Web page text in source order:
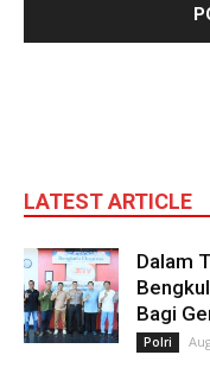
LATEST ARTICLE
Dalam
Bagi
Polri